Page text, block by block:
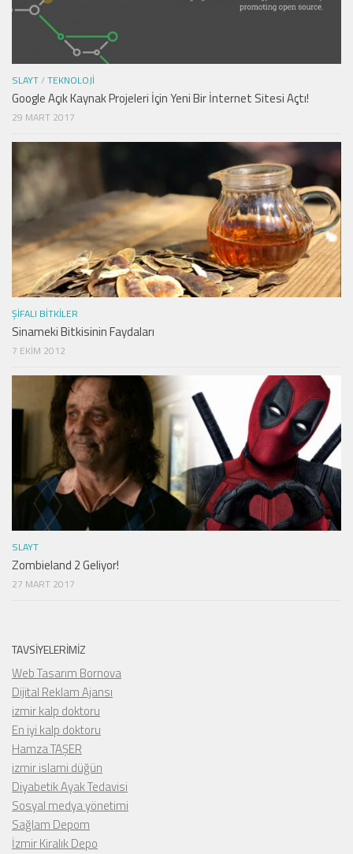
SLAYT/TEKNOLOJI
Google Açık Kaynak Projeleri İçin Yeni Bir İnternet Sitesi Açtı!
29 MART 2017
ŞIFALI BITKILER
Sinameki Bitkisinin Faydaları
7 EKIM 2012
SLAYT
Zombieland 2 Geliyor!
27 MART 2017
TAVSIYELERIMIZ
Web Tasarım Bornova
Dijital Reklam Ajansı
izmir kalp doktoru
En iyi kalp doktoru
Hamza TAŞER
izmir islami düğün
Diyabetik Ayak Tedavisi
Sosyal medya yönetimi
Sağlam Depom
İzmir Kiralık Depo